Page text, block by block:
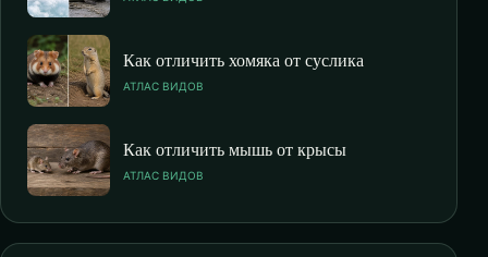
Как отличить хомяка от суслика
АТЛАС ВИДОВ
Как отличить мышь от крысы
АТЛАС ВИДОВ